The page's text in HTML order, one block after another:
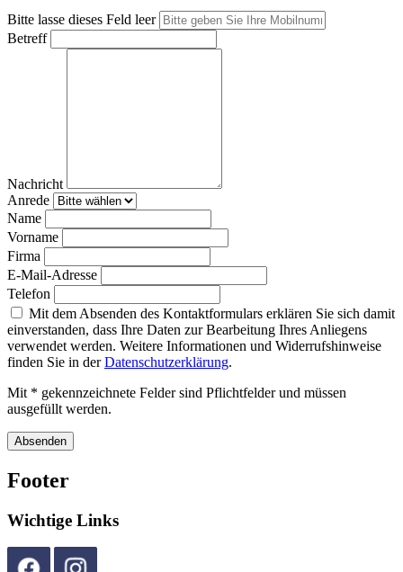
Bitte lasse dieses Feld leer
Betreff
Nachricht
Anrede
Name
Vorname
Firma
E-Mail-Adresse
Telefon
Mit dem Absenden des Kontaktformulars erklären Sie sich damit
einverstanden, dass Ihre Daten zur Bearbeitung Ihres Anliegens
verwendet werden. Weitere Informationen und Widerrufshinweise
finden Sie in derDatenschutzerklärung.
Mit * gekennzeichnete Felder sind Pflichtfelder und müssen
ausgefüllt werden.
Absenden
Footer
Wichtige Links